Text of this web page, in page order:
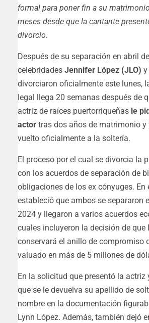
formal para poner fin a su
meses desde que la cantante
divorcio.
Después de su separación en abril
celebridades Jennifer López (JLO) y
divorciaron oficialmente este lunes,
legal llega 20 semanas después de
actriz de raíces puertorriqueñas le
actor tras dos años de matrimonio y
vuelto oficialmente a la soltería.
El proceso por el cual se divorcia la
con los acuerdos de separación de
obligaciones de los ex cónyuges. En
estableció que ambos se separaron
2024 y llegaron a varios acuerdos
cuales incluyeron la decisión de que
conservará el anillo de compromiso
valuado en más de 5 millones de
En la solicitud que presentó la actriz
que se le devuelva su apellido de
nombre en la documentación
Lynn López. Además, también dejó